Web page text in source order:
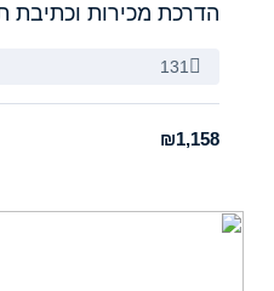
הדרכת מכירות וכתיבת
131
₪1,158